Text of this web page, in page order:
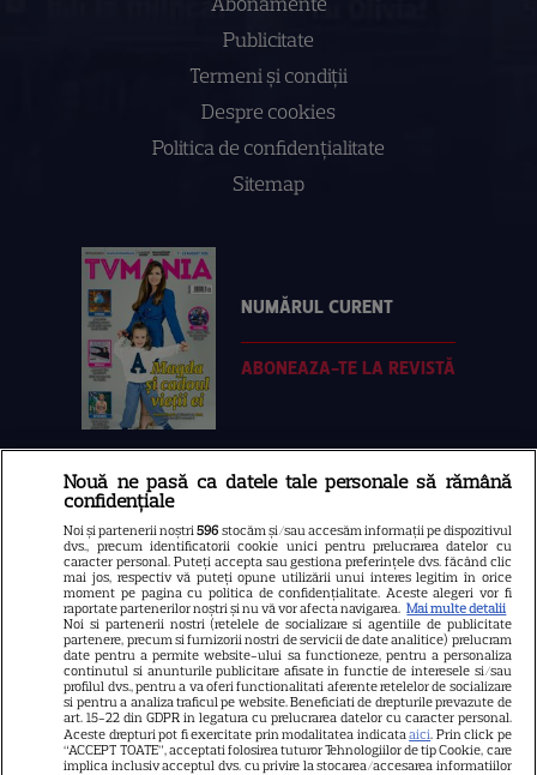
Publicitate
Termeni și condiții
Despre cookies
Politica de confidenţialitate
Sitemap
NUMĂRUL CURENT
ABONEAZA-TE LA REVISTĂ
Libertatea
Libertatea pentru femei
GSP
Știri mondene
Avantaje
Elle
Unica
Retete practice
Nouă ne pasă ca datele tale personale să rămână
confidențiale
Noi și partenerii noștri596 stocăm și/sau accesăm informații pe dispozitivul
dvs., precum identificatorii cookie unici pentru prelucrarea datelor cu
caracter personal. Puteți accepta sau gestiona preferințele dvs. făcând clic
mai jos, respectiv vă puteți opune utilizării unui interes legitim în orice
moment pe pagina cu politica de confidențialitate. Aceste alegeri vor fi
raportate partenerilor noștri și nu vă vor afecta navigarea. Mai multe detalii
Noi si partenerii nostri (retelele de socializare si agentiile de publicitate
partenere, precum si furnizorii nostri de servicii de date analitice) prelucram
date pentru a permite website-ului sa functioneze, pentru a personaliza
continutul si anunturile publicitare afisate in functie de interesele si/sau
profilul dvs., pentru a va oferi functionalitati aferente retelelor de socializare
si pentru a analiza traficul pe website. Beneficiati de drepturile prevazute de
art. 15-22 din GDPR in legatura cu prelucrarea datelor cu caracter personal.
Aceste drepturi pot fi exercitate prin modalitatea indicataaici. Prin click pe
“ACCEPT TOATE”, acceptati folosirea tuturor Tehnologiilor de tip Cookie, care
implica inclusiv acceptul dvs. cu privire la stocarea/accesarea informatiilor